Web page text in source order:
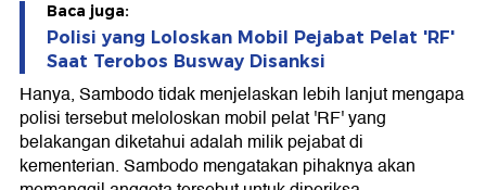
Baca juga:
Polisi yang Loloskan Mobil Pejabat Pelat 'RF'
Saat Terobos Busway Disanksi
Hanya, Sambodo tidak menjelaskan lebih lanjut mengapa
polisi tersebut meloloskan mobil pelat 'RF' yang
belakangan diketahui adalah milik pejabat di
kementerian. Sambodo mengatakan pihaknya akan